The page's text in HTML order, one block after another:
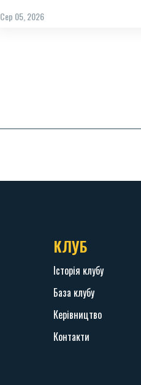
Сер 05, 2026
КЛУБ
Історія клубу
База клубу
Керівництво
Контакти